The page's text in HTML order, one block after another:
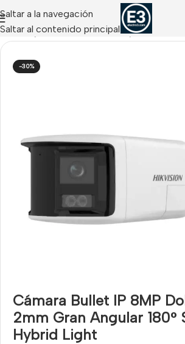
Saltar a la navegación
Saltar al contenido principal
IP /Cámaras IP Tubulares/Tubulares IP
-30%
Cámara Bullet IP 8MP
2mm Gran Angular 180°
Hybrid Light